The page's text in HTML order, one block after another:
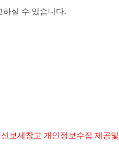
실 수 있습니다.
보세창고 개인정보수집 제공